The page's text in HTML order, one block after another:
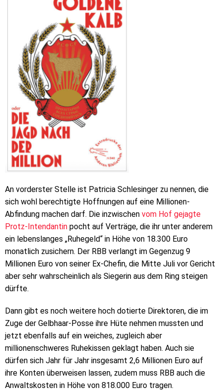
An vorderster Stelle ist Patricia Schlesinger zu nennen, die
sich wohl berechtigte Hoffnungen auf eine Millionen-
Abfindung machen darf. Die inzwischen vom Hof gejagte
Protz-Intendantin pocht auf Verträge, die ihr unter anderem
ein lebenslanges „Ruhegeld“ in Höhe von 18.300 Euro
monatlich zusichern. Der RBB verlangt im Gegenzug 9
Millionen Euro von seiner Ex-Chefin, die Mitte Juli vor Gericht
aber sehr wahrscheinlich als Siegerin aus dem Ring steigen
dürfte.
Dann gibt es noch weitere hoch dotierte Direktoren, die im
Zuge der Gelbhaar-Posse ihre Hüte nehmen mussten und
jetzt ebenfalls auf ein weiches, zugleich aber
millionenschweres Ruhekissen geklagt haben. Auch sie
dürfen sich Jahr für Jahr insgesamt 2,6 Millionen Euro auf
ihre Konten überweisen lassen, zudem muss RBB auch die
Anwaltskosten in Höhe von 818.000 Euro tragen.